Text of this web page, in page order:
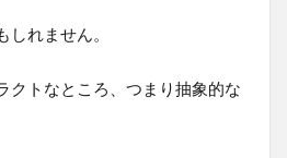
れません。
クトなところ、つまり抽象的な